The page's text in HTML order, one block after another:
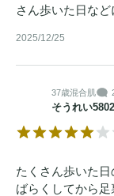
さん歩いた日な
2025/12/25
37歳混合肌
そうれい5802
たくさん歩いた
ばらくしてから